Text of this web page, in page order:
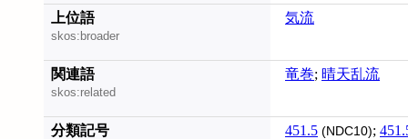
上位語
skos:broader
気流
関連語
skos:related
竜巻; 晴天乱流
分類記号 451.5 (NDC10);